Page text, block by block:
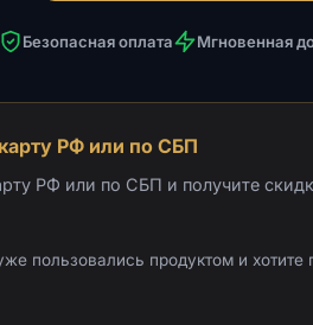
Безопасная оплата Мгновенная
РФ или по СБП
РФ или по СБП и получите
пользовались продуктом и хотите